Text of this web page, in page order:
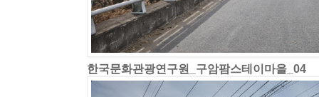
한국문화관광연구원_구암팜스테이마을_04